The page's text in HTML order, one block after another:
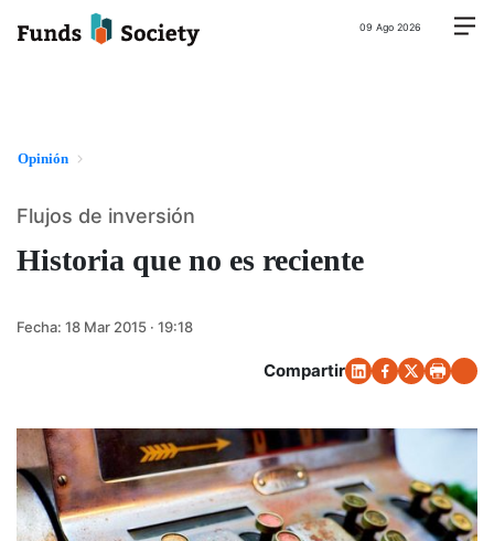
09 Ago 2026
Opinión
Historia que no es reciente
Flujos de inversión
Fecha: 18 Mar 2015 · 19:18
Compartir